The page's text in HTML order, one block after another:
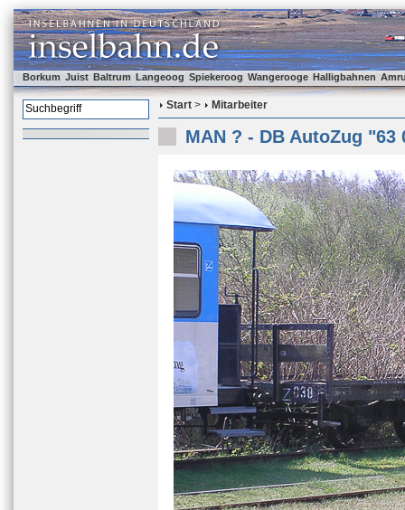
Borkum Juist Baltrum Langeoog Spiekeroog Wangerooge Halligbahnen
Start > Mitarbeiter
MAN ? - DB AutoZug "63